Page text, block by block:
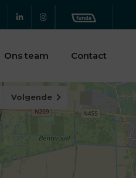
Ons team Contact
Volgende